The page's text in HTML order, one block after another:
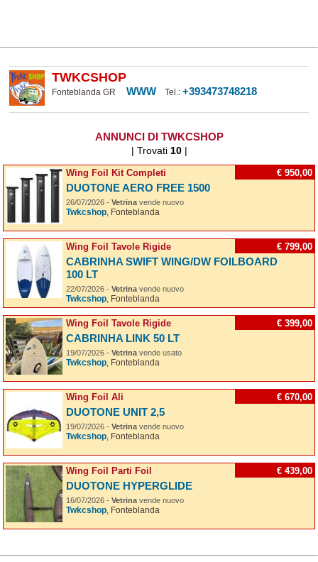
TWKCSHOP
Fonteblanda GRWWW Tel.:+393473748218
ANNUNCI DI TWKCSHOP
| Trovati 10|
Wing Foil Kit Completi € 950,00
DUOTONE AERO FREE 1500
26/07/2026 - Vetrina vende nuovo
Twkcshop, Fonteblanda
Wing Foil Tavole Rigide € 799,00
CABRINHA SWIFT WING/DW FOILBOARD
100 LT
22/07/2026 - Vetrina vende nuovo
Twkcshop, Fonteblanda
Wing Foil Tavole Rigide € 399,00
CABRINHA LINK 50 LT
19/07/2026 - Vetrina vende usato
Twkcshop, Fonteblanda
Wing Foil Ali € 670,00
DUOTONE UNIT 2,5
19/07/2026 - Vetrina vende nuovo
Twkcshop, Fonteblanda
Wing Foil Parti Foil € 439,00
DUOTONE HYPERGLIDE
16/07/2026 - Vetrina vende nuovo
Twkcshop, Fonteblanda